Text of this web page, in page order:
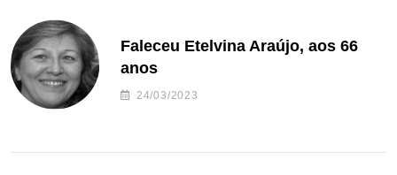
Faleceu Etelvina Araújo, aos 66
anos
24/03/2023